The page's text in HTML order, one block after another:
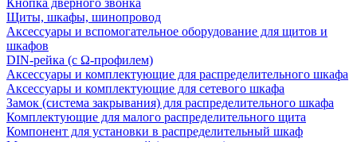
Кнопка дверного звонка
Щиты, шкафы, шинопровод
Аксессуары и вспомогательное оборудование для щитов и
шкафов
DIN-рейка (с Ω-профилем)
Аксессуары и комплектующие для распределительного шкафа
Аксессуары и комплектующие для сетевого шкафа
Замок (система закрывания) для распределительного шкафа
Комплектующие для малого распределительного щита
Компонент для установки в распределительный шкаф